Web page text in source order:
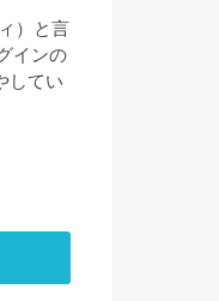
）と言
インの
してい